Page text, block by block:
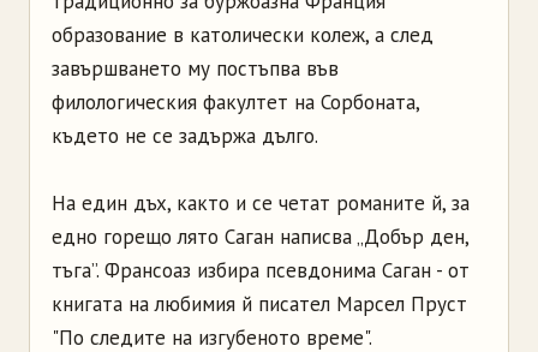
образование в католически колеж, а след
завършването му постъпва във
филологическия факултет на Сорбоната,
където не се задържа дълго.
На един дъх, както и се четат романите й, за
едно горещо лято Саган написва „Добър ден,
тъга”. Франсоаз избира псевдонима Саган - от
книгата на любимия й писател Марсел Пруст
"По следите на изгубеното време".